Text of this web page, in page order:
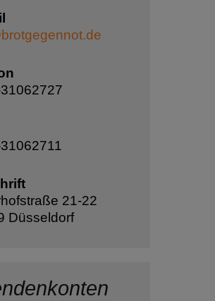
21-22
Düsseldorf